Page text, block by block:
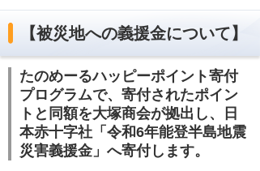
【被災地への義援金について】
たのめーるハッピーポイント寄付
プログラムで、寄付されたポイン
トと同額を大塚商会が拠出し、日
本赤十字社「令和6年能登半島地震
災害義援金」へ寄付します。